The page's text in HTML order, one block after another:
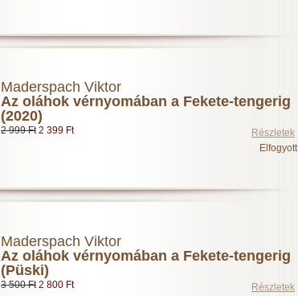
Maderspach Viktor
Az oláhok vérnyomában a Fekete-tengerig
(2020)
2 999 Ft 2 399 Ft
Részletek
Elfogyott
Maderspach Viktor
Az oláhok vérnyomában a Fekete-tengerig
(Püski)
3 500 Ft 2 800 Ft
Részletek